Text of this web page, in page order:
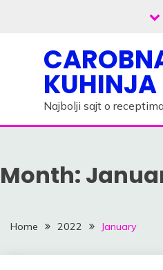
KUHINJA
Najbolji sajt o
Month:
Home 2022 January